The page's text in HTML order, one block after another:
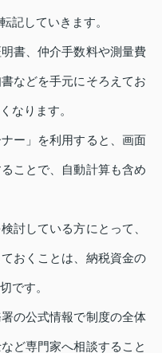
記していきます。
書、仲介手数料や測量費
などを手元にそろえてお
なります。
ー」を利用すると、画面
ことで、自動計算も含め
討している方にとって、
おくことは、納税資金の
です。
の公式情報で制度の全体
ど専門家へ相談すること